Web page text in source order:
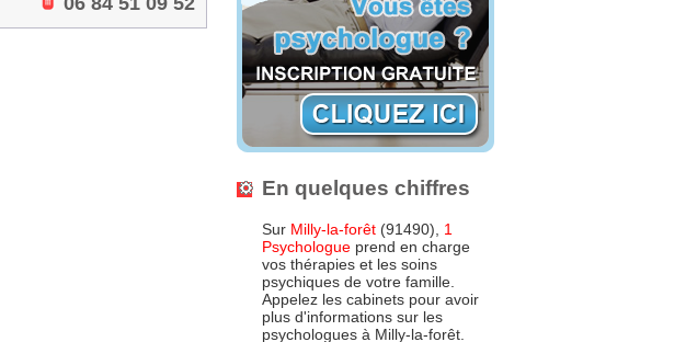
En quelques chiffres
Sur Milly-la-forêt (91490), 1
Psychologue prend en charge
vos thérapies et les soins
psychiques de votre famille.
Appelez les cabinets pour avoir
plus d'informations sur les
psychologues à Milly-la-forêt.